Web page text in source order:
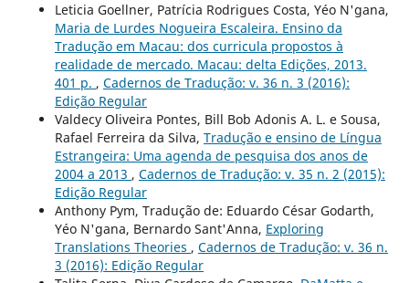
Leticia Goellner, Patrícia Rodrigues Costa, Yéo N'gana,
Maria de Lurdes Nogueira Escaleira. Ensino da
Tradução em Macau: dos curricula propostos à
realidade de mercado. Macau: delta Edições, 2013.
401 p. , Cadernos de Tradução: v. 36 n. 3 (2016):
Edição Regular
Valdecy Oliveira Pontes, Bill Bob Adonis A. L. e Sousa,
Rafael Ferreira da Silva, Tradução e ensino de Língua
Estrangeira: Uma agenda de pesquisa dos anos de
2004 a 2013 , Cadernos de Tradução: v. 35 n. 2 (2015):
Edição Regular
Anthony Pym, Tradução de: Eduardo César Godarth,
Yéo N'gana, Bernardo Sant'Anna, Exploring
Translations Theories , Cadernos de Tradução: v. 36 n.
3 (2016): Edição Regular